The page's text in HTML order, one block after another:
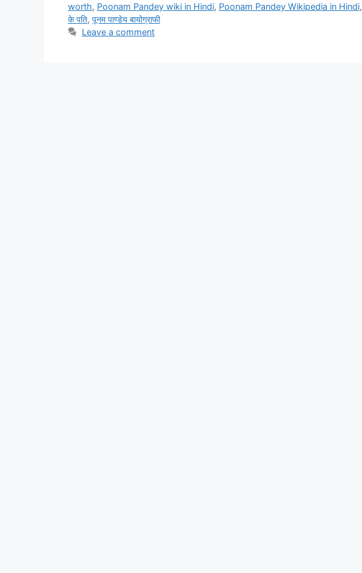
worth, Poonam Pandey wiki in Hindi, Poonam Pandey Wikipedia in Hindi,
के पति, पूनम पाण्डेय बायोग्राफी
Leave a comment